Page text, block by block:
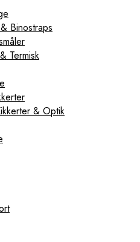
Binostraps
Termisk
& Optik